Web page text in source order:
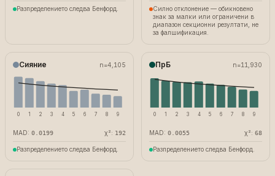
Разпределението следва Бенфорд.
Силно отклонение — обикновено
знак за малки или ограничени в
диапазон секционни резултати, не
за фалшификация.
Сияние n=4,105
0 1 2 3 4 5 6 7 8 9
MAD: 0.0199 χ²: 192
Разпределението следва Бенфорд.
ПрБ n=11,930
0 1 2 3 4 5 6 7 8 9
MAD: 0.0055 χ²: 68
Разпределението следва Бенфорд.